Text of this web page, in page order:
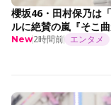
櫻坂46・田村保乃は
ルに絶賛の嵐『そこ
New2時間前 エンタメ